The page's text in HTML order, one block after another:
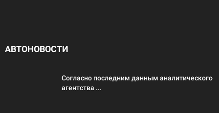
АВТОНОВОСТИ
Согласно последним данным аналитического
агентства ...